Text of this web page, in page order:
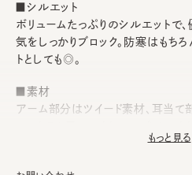
■シルエット
ボリュームたっぷりのシルエットで
気をしっかりブロック。防寒はもち
トとしても◎。
■素材
アーム部分はツイード素材、耳当
もっと見る